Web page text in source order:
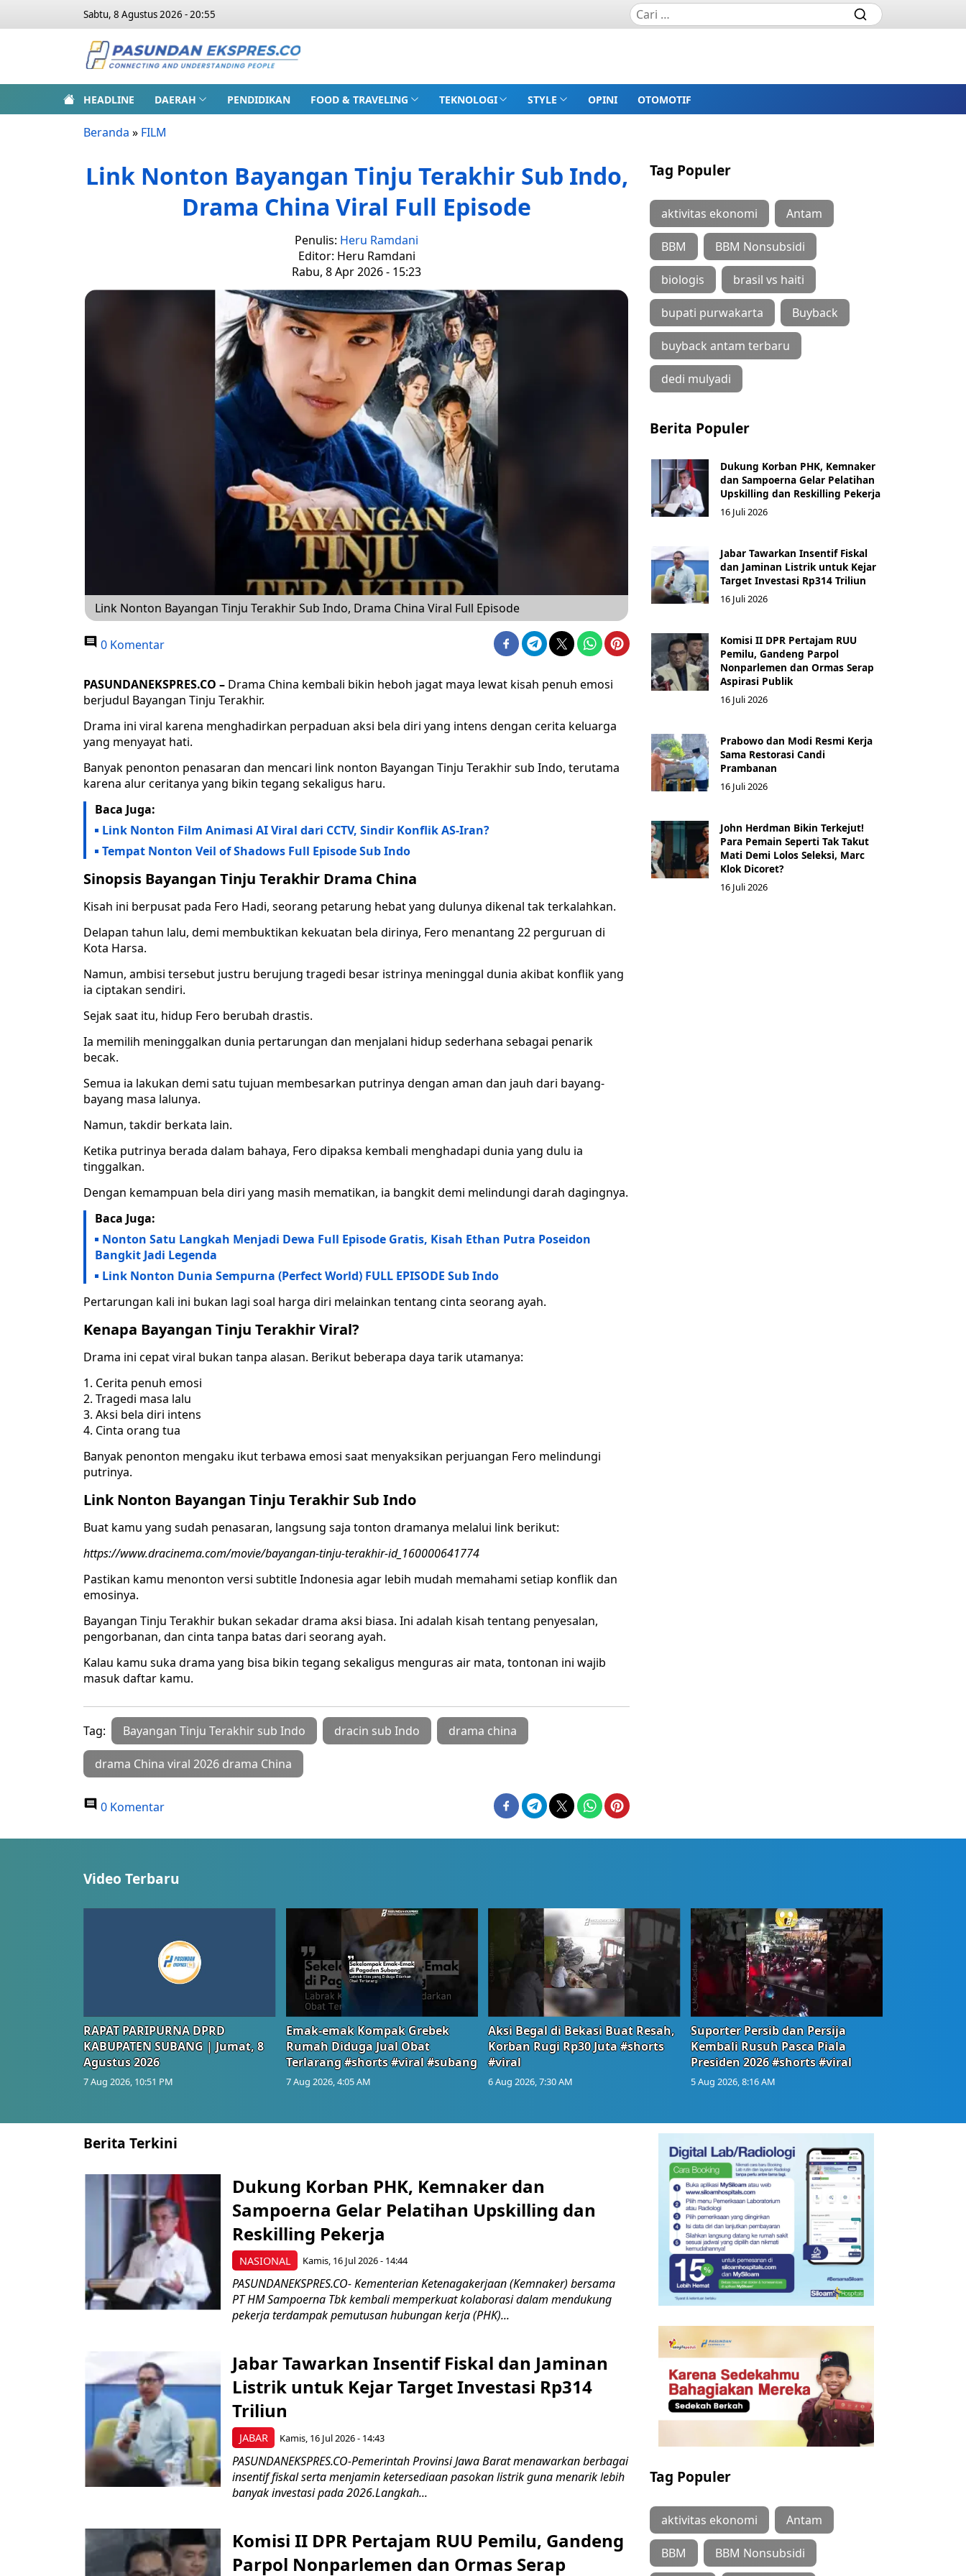
Sabtu, 8 Agustus 2026 - 20:55
HEADLINE DAERAH PENDIDIKAN FOOD & TRAVELING TEKNOLOGI STYLE OPINI OTOMOTIF
Beranda » FILM
Link Nonton Bayangan Tinju Terakhir Sub Indo,
Drama China Viral Full Episode
Penulis: Heru Ramdani
Editor: Heru Ramdani
Rabu, 8 Apr 2026 - 15:23
Link Nonton Bayangan Tinju Terakhir Sub Indo, Drama China Viral Full Episode
0 Komentar
PASUNDANEKSPRES.CO – Drama China kembali bikin heboh jagat maya lewat kisah penuh emosi
berjudul Bayangan Tinju Terakhir.
Drama ini viral karena menghadirkan perpaduan aksi bela diri yang intens dengan cerita keluarga
yang menyayat hati.
Banyak penonton penasaran dan mencari link nonton Bayangan Tinju Terakhir sub Indo, terutama
karena alur ceritanya yang bikin tegang sekaligus haru.
Baca Juga:
Link Nonton Film Animasi AI Viral dari CCTV, Sindir Konflik AS-Iran?
Tempat Nonton Veil of Shadows Full Episode Sub Indo
Sinopsis Bayangan Tinju Terakhir Drama China
Kisah ini berpusat pada Fero Hadi, seorang petarung hebat yang dulunya dikenal tak terkalahkan.
Delapan tahun lalu, demi membuktikan kekuatan bela dirinya, Fero menantang 22 perguruan di
Kota Harsa.
Namun, ambisi tersebut justru berujung tragedi besar istrinya meninggal dunia akibat konflik yang
ia ciptakan sendiri.
Sejak saat itu, hidup Fero berubah drastis.
Ia memilih meninggalkan dunia pertarungan dan menjalani hidup sederhana sebagai penarik
becak.
Semua ia lakukan demi satu tujuan membesarkan putrinya dengan aman dan jauh dari bayang-
bayang masa lalunya.
Namun, takdir berkata lain.
Ketika putrinya berada dalam bahaya, Fero dipaksa kembali menghadapi dunia yang dulu ia
tinggalkan.
Dengan kemampuan bela diri yang masih mematikan, ia bangkit demi melindungi darah dagingnya.
Baca Juga:
Nonton Satu Langkah Menjadi Dewa Full Episode Gratis, Kisah Ethan Putra Poseidon
Bangkit Jadi Legenda
Link Nonton Dunia Sempurna (Perfect World) FULL EPISODE Sub Indo
Pertarungan kali ini bukan lagi soal harga diri melainkan tentang cinta seorang ayah.
Kenapa Bayangan Tinju Terakhir Viral?
Drama ini cepat viral bukan tanpa alasan. Berikut beberapa daya tarik utamanya:
Cerita penuh emosi
Tragedi masa lalu
Aksi bela diri intens
Cinta orang tua
Banyak penonton mengaku ikut terbawa emosi saat menyaksikan perjuangan Fero melindungi
putrinya.
Link Nonton Bayangan Tinju Terakhir Sub Indo
Buat kamu yang sudah penasaran, langsung saja tonton dramanya melalui link berikut:
https://www.dracinema.com/movie/bayangan-tinju-terakhir-id_160000641774
Pastikan kamu menonton versi subtitle Indonesia agar lebih mudah memahami setiap konflik dan
emosinya.
Bayangan Tinju Terakhir bukan sekadar drama aksi biasa. Ini adalah kisah tentang penyesalan,
pengorbanan, dan cinta tanpa batas dari seorang ayah.
Kalau kamu suka drama yang bisa bikin tegang sekaligus menguras air mata, tontonan ini wajib
masuk daftar kamu.
Tag: Bayangan Tinju Terakhir sub Indo dracin sub Indo drama china
drama China viral 2026 drama China
0 Komentar
Tag Populer
aktivitas ekonomi Antam
BBM BBM Nonsubsidi
biologis brasil vs haiti
bupati purwakarta Buyback
buyback antam terbaru
dedi mulyadi
Berita Populer
Dukung Korban PHK, Kemnaker
dan Sampoerna Gelar Pelatihan
Upskilling dan Reskilling Pekerja
16 Juli 2026
Jabar Tawarkan Insentif Fiskal
dan Jaminan Listrik untuk Kejar
Target Investasi Rp314 Triliun
16 Juli 2026
Komisi II DPR Pertajam RUU
Pemilu, Gandeng Parpol
Nonparlemen dan Ormas Serap
Aspirasi Publik
16 Juli 2026
Prabowo dan Modi Resmi Kerja
Sama Restorasi Candi
Prambanan
16 Juli 2026
John Herdman Bikin Terkejut!
Para Pemain Seperti Tak Takut
Mati Demi Lolos Seleksi, Marc
Klok Dicoret?
16 Juli 2026
Video Terbaru
RAPAT PARIPURNA DPRD
KABUPATEN SUBANG | Jumat, 8
Agustus 2026
7 Aug 2026, 10:51 PM
Emak-emak Kompak Grebek
Rumah Diduga Jual Obat
Terlarang #shorts #viral #subang
7 Aug 2026, 4:05 AM
Aksi Begal di Bekasi Buat Resah,
Korban Rugi Rp30 Juta #shorts
#viral
6 Aug 2026, 7:30 AM
Suporter Persib dan Persija
Kembali Rusuh Pasca Piala
Presiden 2026 #shorts #viral
5 Aug 2026, 8:16 AM
Berita Terkini
NASIONAL
Dukung Korban PHK, Kemnaker dan
Sampoerna Gelar Pelatihan Upskilling dan
Reskilling Pekerja
Kamis, 16 Jul 2026 - 14:44
PASUNDANEKSPRES.CO- Kementerian Ketenagakerjaan (Kemnaker) bersama
PT HM Sampoerna Tbk kembali memperkuat kolaborasi dalam mendukung
pekerja terdampak pemutusan hubungan kerja (PHK)...
JABAR
Jabar Tawarkan Insentif Fiskal dan Jaminan
Listrik untuk Kejar Target Investasi Rp314
Triliun
Kamis, 16 Jul 2026 - 14:43
PASUNDANEKSPRES.CO-Pemerintah Provinsi Jawa Barat menawarkan berbagai
insentif fiskal serta menjamin ketersediaan pasokan listrik guna menarik lebih
banyak investasi pada 2026.Langkah...
Komisi II DPR Pertajam RUU Pemilu, Gandeng
Parpol Nonparlemen dan Ormas Serap
Tag Populer
aktivitas ekonomi Antam
BBM BBM Nonsubsidi